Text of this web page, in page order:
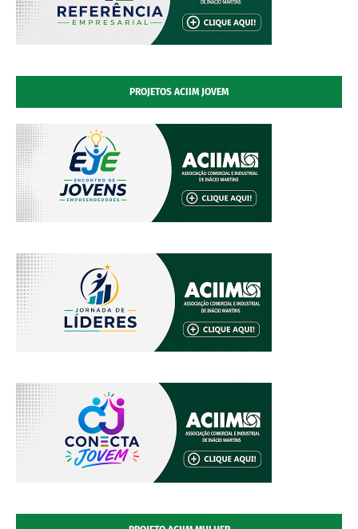
PROJETOS ACIIM JOVEM